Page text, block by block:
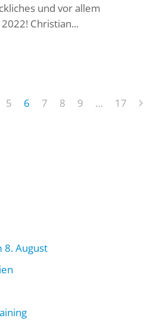
und vor allem
Christian...
5 6 7 8 9 … 17
8. August